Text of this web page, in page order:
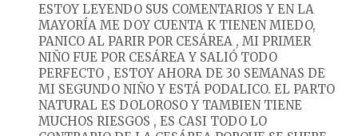
ESTOY LEYENDO SUS COMENTARIOS Y EN LA
MAYORÍA ME DOY CUENTA K TIENEN MIEDO,
PANICO AL PARIR POR CESÁREA , MI PRIMER
NIÑO FUE POR CESÁREA Y SALIÓ TODO
PERFECTO , ESTOY AHORA DE 30 SEMANAS DE
MI SEGUNDO NIÑO Y ESTÁ PODALICO. EL PARTO
NATURAL ES DOLOROSO Y TAMBIEN TIENE
MUCHOS RIESGOS , ES CASI TODO LO